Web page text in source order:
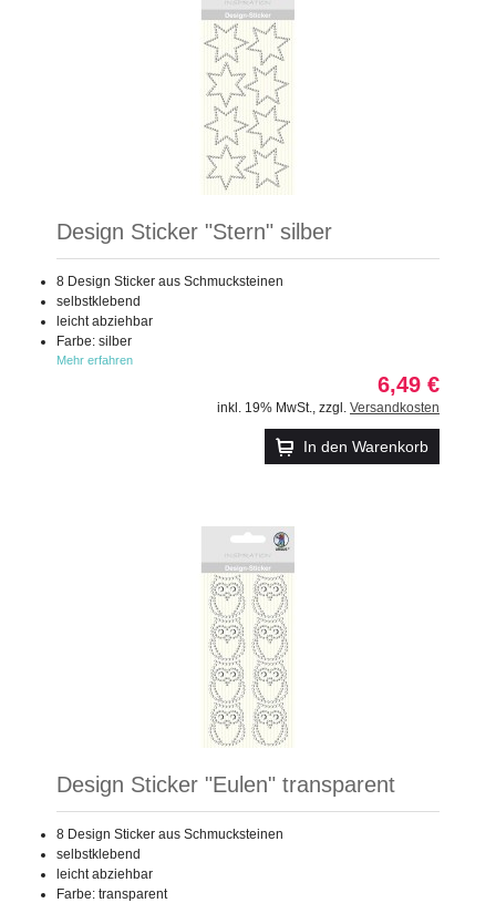
Design Sticker "Stern" silber
8 Design Sticker aus Schmucksteinen
selbstklebend
leicht abziehbar
Farbe: silber
Mehr erfahren
6,49 €
inkl. 19% MwSt. zzgl. Versandkosten
In den Warenkorb
Design Sticker "Eulen" transparent
8 Design Sticker aus Schmucksteinen
selbstklebend
leicht abziehbar
Farbe: transparent